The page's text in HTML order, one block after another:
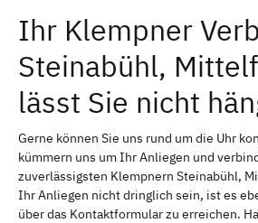
Ihr Klempner
Steinabühl,
lässt Sie nicht
Gerne können Sie uns rund um die Uhr
kümmern uns um Ihr Anliegen und
zuverlässigsten Klempnern Steinabühl,
Ihr Anliegen nicht dringlich sein, ist es
über das Kontaktformular zu erreichen.